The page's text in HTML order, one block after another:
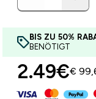
BIS ZU 50%
BENÖTIGT
2.49€‎€